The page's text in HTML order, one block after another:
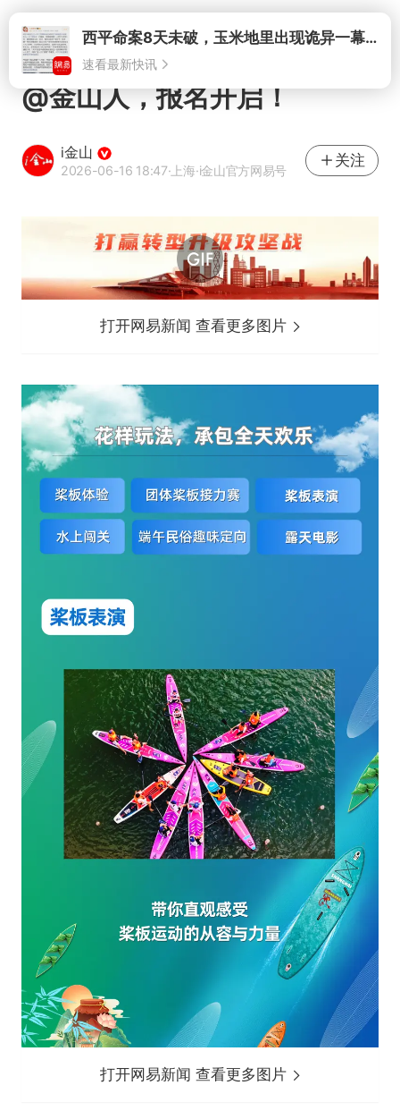
打开
@金山人，报名开启！
i金山
2026-06-16 18:47·上海·i金山官方网易号
关注
打开网易新闻 查看更多图片
打开网易新闻 查看更多图片